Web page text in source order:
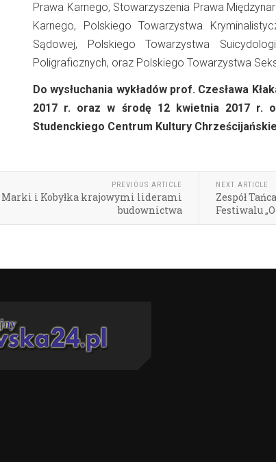
Prawa Karnego, Stowarzyszenia Prawa
Karnego, Polskiego Towarzystwa
Sądowej, Polskiego Towarzystwa
Poligraficznych, oraz Polskiego Towarzystwa
Do wysłuchania wykładów prof. Czesława
2017 r. oraz w środę 12 kwietnia 2017 r.
Studenckiego Centrum Kultury
PREVIOUS ARTICLE
Marki i Kobyłka krajowymi liderami
budownictwa
NEXT ARTICLE
Zespół
Festiwalu